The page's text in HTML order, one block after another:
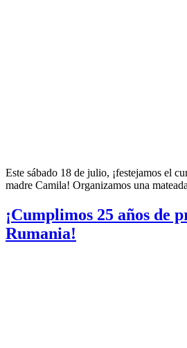
Este sábado 18 de julio, ¡festejamos el
madre Camila! Organizamos una
¡Cumplimos 25 años de
Rumania!